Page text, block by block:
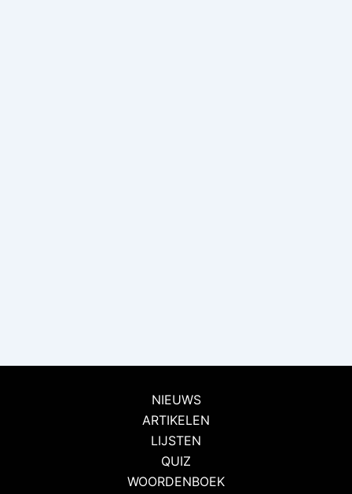
NIEUWS
ARTIKELEN
LIJSTEN
QUIZ
WOORDENBOEK